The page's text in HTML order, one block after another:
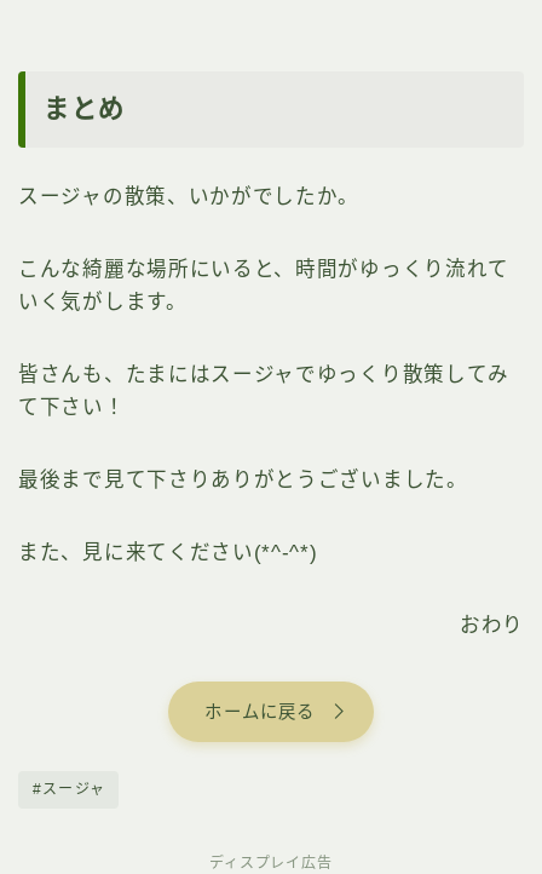
まとめ
スージャの散策、いかがでしたか。
こんな綺麗な場所にいると、時間がゆっくり流れて
いく気がします。
皆さんも、たまにはスージャでゆっくり散策してみ
て下さい！
最後まで見て下さりありがとうございました。
また、見に来てください(*^-^*)
おわり
ホームに戻る
#スージャ
ディスプレイ広告